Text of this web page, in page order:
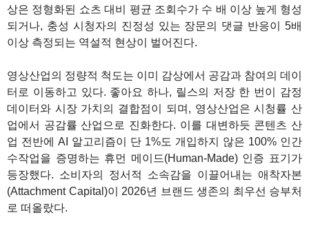
상은 정형화된 쇼츠 대비 평균 조회수가 수 배 이상 높게 형성
되거나, 충성 시청자의 진정성 있는 장문의 댓글 반응이 5배
이상 측정되는 역설적 현상이 벌어진다.
영상산업의 정량적 척도는 이미 감상에서 공감과 참여의 데이
터로 이동하고 있다. 좋아요 하나, 릴스의 저장 한 번이 감정
데이터와 시장 가치의 결합점이 되며, 영상산업은 시청률 산
업에서 공감률 산업으로 진화한다. 이를 대변하듯 콘텐츠 산
업 전반에 AI 알고리즘이 단 1%도 개입하지 않은 100% 인간
수작업을 증명하는 휴먼 메이드(Human-Made) 인증 표기가
등장했다. 소비자의 정서적 소속감을 이끌어내는 애착자본
(Attachment Capital)이 2026년 브랜드 생존의 최우선 승부처
로 떠올랐다.